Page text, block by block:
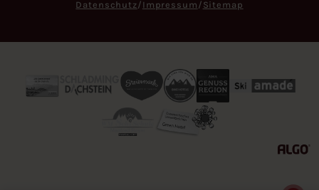
Datenschutz/ Impressum / Sitemap